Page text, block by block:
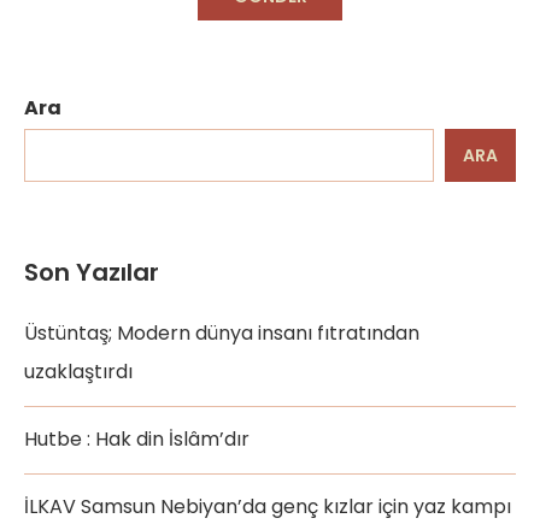
Ara
ARA
Son Yazılar
Üstüntaş; Modern dünya insanı fıtratından
uzaklaştırdı
Hutbe : Hak din İslâm’dır
İLKAV Samsun Nebiyan’da genç kızlar için yaz kampı